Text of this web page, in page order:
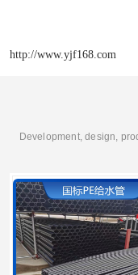
http://www.yjf168.com
Development, design,